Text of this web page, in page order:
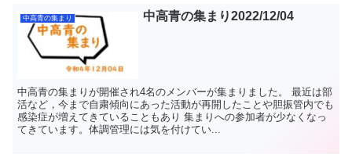
中高青の集まり 中高青の集まり2022/12/04
中高青の集まりが開催され4名のメンバーが集まりました。 最近は部
活など，今まで自粛傾向にあった活動が再開したことや胆振管内でも
感染症が増えてきていることもあり 集まりへの参加者が少なくなっ
てきています。体調管理には気を付けてい...